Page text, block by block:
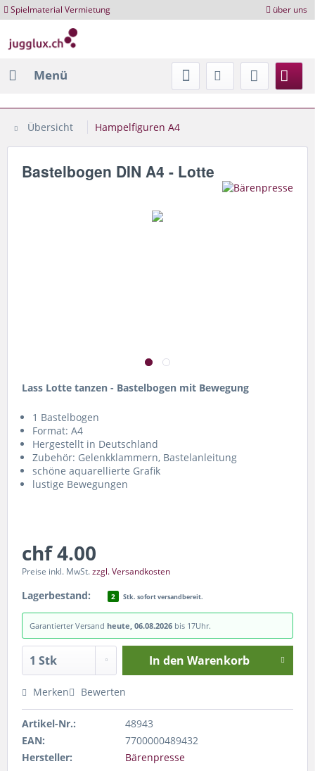
Spielmaterial Vermietung über uns
Menü
Übersicht Hampelfiguren A4
Bastelbogen DIN A4 - Lotte
Lass Lotte tanzen - Bastelbogen mit Bewegung
1 Bastelbogen
Format: A4
Hergestellt in Deutschland
Zubehör: Gelenkklammern, Bastelanleitung
schöne aquarellierte Grafik
lustige Bewegungen
chf 4.00
Preise inkl. MwSt.zzgl. Versandkosten
Lagerbestand: 2 Stk. sofort versandbereit.
Garantierter Versand heute, 06.08.2026 bis 17Uhr.
In den Warenkorb
Merken Bewerten
Artikel-Nr.:
48943
EAN:
7700000489432
Hersteller:
Bärenpresse